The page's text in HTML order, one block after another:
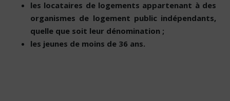
les locataires de logements appartenant à des
organismes de logement public indépendants,
quelle que soit leur dénomination ;
les jeunes de moins de 36 ans.